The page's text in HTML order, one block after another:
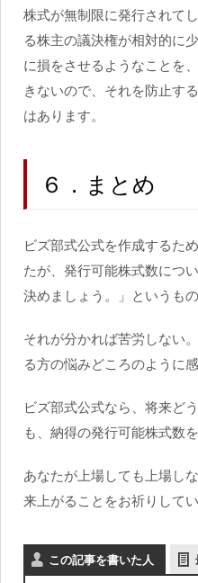
株式が無制限に発行されて
る株主の議決権が相対的に
に損をさせるようなことを
きないので、それを防止す
はあります。
６．まとめ
ビズ部式公式を作成するた
たが、発行可能株式数につ
決めましょう。」というも
それが分かれば苦労しない
る方の悩みどころのように感
ビズ部式公式なら、将来ど
も、納得の発行可能株式数
あなたが上場しても上場し
来上がることをお祈りしてい
この記事を書いた人